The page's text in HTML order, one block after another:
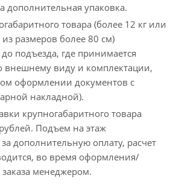
дополнительная упаковка.
товара (более 12 кг или
размеров более 80 см)
до подъезда, где принимается
внешнему виду и комплектации,
оформлении документов с
накладной).
крупногабаритного товара
Подъем на этаж
за дополнительную оплату, расчет
во время оформления/
менеджером.